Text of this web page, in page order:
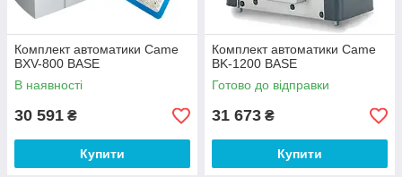
Doorhan, Gant.
Відрізняються швидкістю відкривання
стулок в залежності від призначення.
наявності поворотної плати управління.
Комплект автоматики Came
BXV-800 BASE
В наявності
30 591 ₴
Купити
Комплект автоматики Came
BK-1200 BASE
Готово до відправки
31 673 ₴
Купити